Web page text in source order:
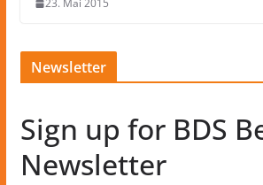
23. Mai 2015
Newsletter
Sign up for BDS
Newsletter